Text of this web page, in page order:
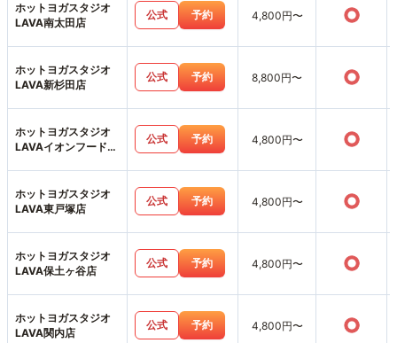
ホットヨガスタジオ
LAVA南太田店
公式 予約 4,800円〜 ○
ホットヨガスタジオ
LAVA新杉田店
公式 予約 8,800円〜 ○
ホットヨガスタジオ
LAVAイオンフードス
公式 予約 4,800円〜 ○
ホットヨガスタジオ
LAVA東戸塚店
公式 予約 4,800円〜 ○
ホットヨガスタジオ
LAVA保土ヶ谷店
公式 予約 4,800円〜 ○
ホットヨガスタジオ
LAVA関内店
公式 予約 4,800円〜 ○